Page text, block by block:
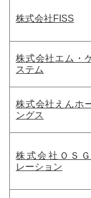
株式会社FISS
株式会社エム・
ステム
株式会社えんホ
ングス
株式会社ＯＳ
レーション